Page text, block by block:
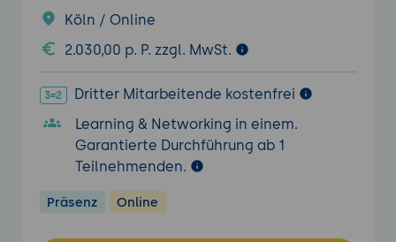
Köln / Online
2.030,00 p. P. zzgl. MwSt.
Dritter Mitarbeitende kostenfrei
Learning & Networking in einem.
Garantierte Durchführung ab 1
Teilnehmenden.
Präsenz Online